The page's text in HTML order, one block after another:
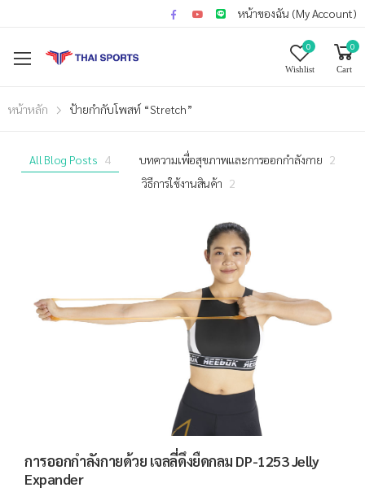
หน้าของฉัน (My Account)
0
Wishlist
0
Cart
หน้าหลัก ป้ายกำกับโพสท์ “Stretch”
All Blog Posts 4 บทความเพื่อสุขภาพและการออกกำลังกาย 2
วิธีการใช้งานสินค้า 2
การออกกำลังกายด้วย เจลลี่ดึงยืดกลม DP-1253 Jelly
Expander